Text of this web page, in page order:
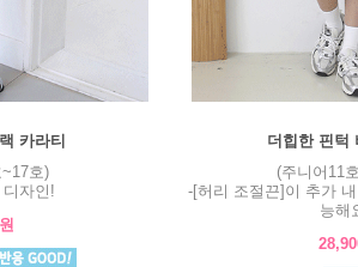
카라티
호)
자인!
더힙한 핀턱
(주니어11
-[허리 조절끈]이 추가
능해